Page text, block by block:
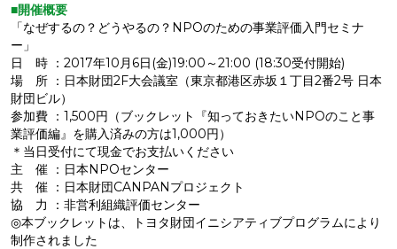
■開催概要
「なぜするの？どうやるの？NPOのための事業評価入門セミナ
ー」
日 時 ：2017年10月6日(金)19:00～21:00 (18:30受付開始)
場 所 ：日本財団2F大会議室（東京都港区赤坂１丁目2番2号 日本
財団ビル）
参加費 ：1,500円（ブックレット『知っておきたいNPOのこと事
業評価編』を購入済みの方は1,000円）
＊当日受付にて現金でお支払いください
主 催 ：日本NPOセンター
共 催 ：日本財団CANPANプロジェクト
協 力 ：非営利組織評価センター
◎本ブックレットは、トヨタ財団イニシアティブプログラムにより
制作されました